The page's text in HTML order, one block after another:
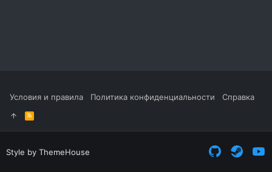
Условия и правила Политика конфиденциальности Справка
R
S
S
Style by ThemeHouse